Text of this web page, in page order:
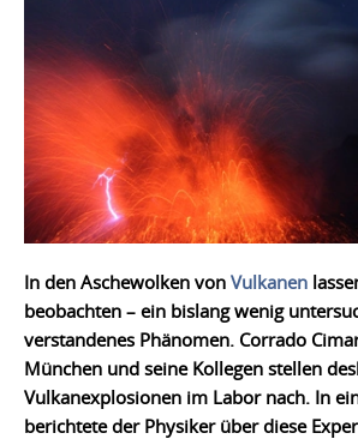
In den Aschewolken von Vulkanen
beobachten – ein bislang wenig
verstandenes Phänomen. Corrado
München und seine Kollegen stellen
Vulkanexplosionen im Labor nach. In
berichtete der Physiker über diese